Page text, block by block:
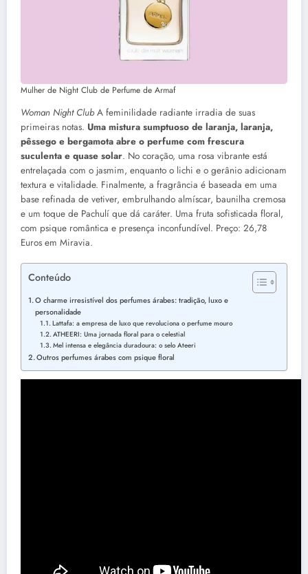
Mulher de Night Club de Perfume de Armaf
Woman Night ClubA feminilidade radiante irradia de suas
primeiras notas. Uma mistura sumptuoso de laranja, laranja,
pêssego e bergamota abre o perfume com frescura
suculenta e quase solar. No coração, uma rosa vibrante está
entrelaçada com o jasmim, enquanto o lichi e o gerânio adicionam
textura e vitalidade. Finalmente, a fragrância é baseada em uma
base refinada de vetiver, embrulhando almíscar, baunilha cremosa
e um toque de Pachulí que dá caráter. Uma fruta sofisticada floral,
com psique romântica e presença inconfundível. Preço: 26,78
Euros em Miravia.
Conteúdo
O charme irresistível dos perfumes árabes: tradição, luxo e
personalidade
Lattafa: a empresa de luxo que revoluciona o perfume mouro
ATHEERI: Uma jornada floral para o celestial
Mel intensa e elegância duradoura: o selo Ateeri
Outros perfumes árabes com psique floral